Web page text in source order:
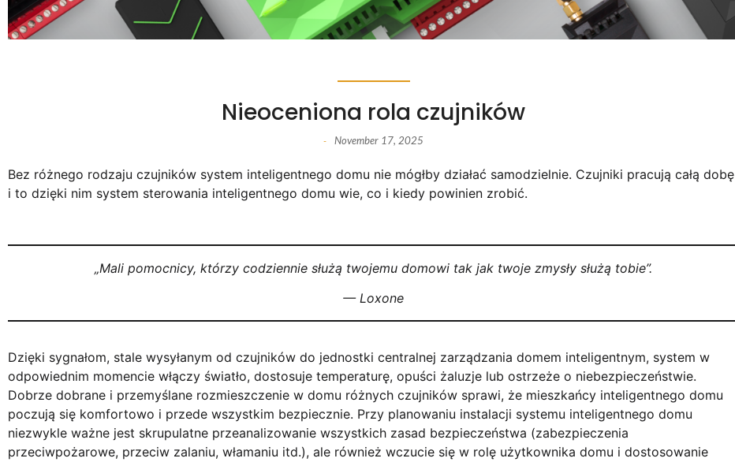
Nieoceniona rola czujników
- November 17, 2025
Bez różnego rodzaju czujników system inteligentnego domu nie mógłby działać samodzielnie. Czujniki pracują całą dobę
i to dzięki nim system sterowania inteligentnego domu wie, co i kiedy powinien zrobić.
„Mali pomocnicy, którzy codziennie służą twojemu domowi tak jak twoje zmysły służą tobie”.
— Loxone
Dzięki sygnałom, stale wysyłanym od czujników do jednostki centralnej zarządzania domem inteligentnym, system w
odpowiednim momencie włączy światło, dostosuje temperaturę, opuści żaluzje lub ostrzeże o niebezpieczeństwie.
Dobrze dobrane i przemyślane rozmieszczenie w domu różnych czujników sprawi, że mieszkańcy inteligentnego domu
poczują się komfortowo i przede wszystkim bezpiecznie. Przy planowaniu instalacji systemu inteligentnego domu
niezwykle ważne jest skrupulatne przeanalizowanie wszystkich zasad bezpieczeństwa (zabezpieczenia
przeciwpożarowe, przeciw zalaniu, włamaniu itd.), ale również wczucie się w rolę użytkownika domu i dostosowanie